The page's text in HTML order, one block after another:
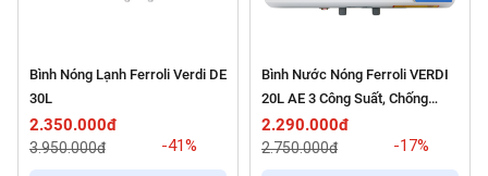
Bình Nóng Lạnh Ferroli Verdi DE
30L
2.350.000đ
3.950.000đ -41%
Bình Nước Nóng Ferroli VERDI
20L AE 3 Công Suất, Chống
Giật, Chống Cặn 2500W
2.290.000đ
2.750.000đ -17%